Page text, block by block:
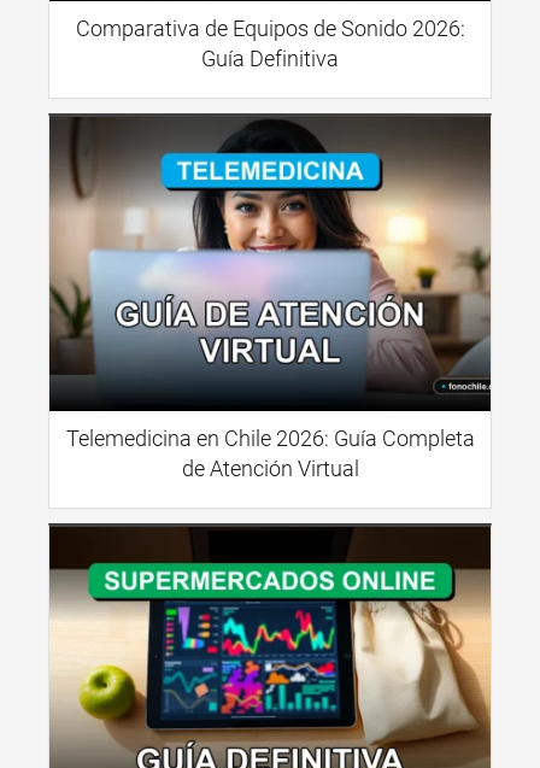
Comparativa de Equipos de Sonido 2026:
Guía Definitiva
Telemedicina en Chile 2026: Guía Completa
de Atención Virtual